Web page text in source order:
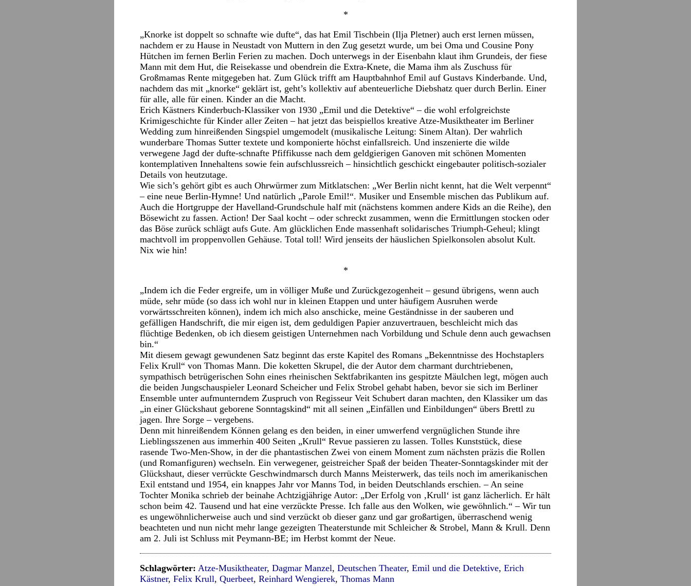
*
„Knorke ist doppelt so schnafte wie dufte“, das hat Emil Tischbein (Ilja Pletner) auch erst lernen müssen,
nachdem er zu Hause in Neustadt von Muttern in den Zug gesetzt wurde, um bei Oma und Cousine Pony
Hütchen im fernen Berlin Ferien zu machen. Doch unterwegs in der Eisenbahn klaut ihm Grundeis, der fiese
Mann mit dem Hut, die Reisekasse und obendrein die Extra-Knete, die Mama ihm als Zuschuss für
Großmamas Rente mitgegeben hat. Zum Glück trifft am Hauptbahnhof Emil auf Gustavs Kinderbande. Und,
nachdem das mit „knorke“ geklärt ist, geht’s kollektiv auf abenteuerliche Diebshatz quer durch Berlin. Einer
für alle, alle für einen. Kinder an die Macht.
Erich Kästners Kinderbuch-Klassiker von 1930 „Emil und die Detektive“ – die wohl erfolgreichste
Krimigeschichte für Kinder aller Zeiten – hat jetzt das beispiellos kreative Atze-Musiktheater im Berliner
Wedding zum hinreißenden Singspiel umgemodelt (musikalische Leitung: Sinem Altan). Der wahrlich
wunderbare Thomas Sutter textete und komponierte höchst einfallsreich. Und inszenierte die wilde
verwegene Jagd der dufte-schnafte Pfiffikusse nach dem geldgierigen Ganoven mit schönen Momenten
kontemplativen Innehaltens sowie fein aufschlussreich – hinsichtlich geschickt eingebauter politisch-sozialer
Details von heutzutage.
Wie sich’s gehört gibt es auch Ohrwürmer zum Mitklatschen: „Wer Berlin nicht kennt, hat die Welt verpennt“
– eine neue Berlin-Hymne! Und natürlich „Parole Emil!“. Musiker und Ensemble mischen das Publikum auf.
Auch die Hortgruppe der Havelland-Grundschule half mit (nächstens kommen andere Kids an die Reihe), den
Bösewicht zu fassen. Action! Der Saal kocht – oder schreckt zusammen, wenn die Ermittlungen stocken oder
das Böse zurück schlägt aufs Gute. Am glücklichen Ende massenhaft solidarisches Triumph-Geheul; klingt
machtvoll im proppenvollen Gehäuse. Total toll! Wird jenseits der häuslichen Spielkonsolen absolut Kult.
Nix wie hin!
*
„Indem ich die Feder ergreife, um in völliger Muße und Zurückgezogenheit – gesund übrigens, wenn auch
müde, sehr müde (so dass ich wohl nur in kleinen Etappen und unter häufigem Ausruhen werde
vorwärtsschreiten können), indem ich mich also anschicke, meine Geständnisse in der sauberen und
gefälligen Handschrift, die mir eigen ist, dem geduldigen Papier anzuvertrauen, beschleicht mich das
flüchtige Bedenken, ob ich diesem geistigen Unternehmen nach Vorbildung und Schule denn auch gewachsen
bin.“
Mit diesem gewagt gewundenen Satz beginnt das erste Kapitel des Romans „Bekenntnisse des Hochstaplers
Felix Krull“ von Thomas Mann. Die koketten Skrupel, die der Autor dem charmant durchtriebenen,
sympathisch betrügerischen Sohn eines rheinischen Sektfabrikanten ins gespitzte Mäulchen legt, mögen auch
die beiden Jungschauspieler Leonard Scheicher und Felix Strobel gehabt haben, bevor sie sich im Berliner
Ensemble unter aufmunterndem Zuspruch von Regisseur Veit Schubert daran machten, den Klassiker um das
„in einer Glückshaut geborene Sonntagskind“ mit all seinen „Einfällen und Einbildungen“ übers Brettl zu
jagen. Ihre Sorge – vergebens.
Denn mit hinreißendem Können gelang es den beiden, in einer umwerfend vergnüglichen Stunde ihre
Lieblingsszenen aus immerhin 400 Seiten „Krull“ Revue passieren zu lassen. Tolles Kunststück, diese
rasende Two-Men-Show, in der die phantastischen Zwei von einem Moment zum nächsten präzis die Rollen
(und Romanfiguren) wechseln. Ein verwegener, geistreicher Spaß der beiden Theater-Sonntagskinder mit der
Glückshaut, dieser verrückte Geschwindmarsch durch Manns Meisterwerk, das teils noch im amerikanischen
Exil entstand und 1954, ein knappes Jahr vor Manns Tod, in beiden Deutschlands erschien. – An seine
Tochter Monika schrieb der beinahe Achtzigjährige Autor: „Der Erfolg von ‚Krull‘ ist ganz lächerlich. Er hält
schon beim 42. Tausend und hat eine verzückte Presse. Ich falle aus den Wolken, wie gewöhnlich.“ – Wir tun
es ungewöhnlicherweise auch und sind verzückt ob dieser ganz und gar großartigen, überraschend wenig
beachteten und nun nicht mehr lange gezeigten Theaterstunde mit Schleicher & Strobel, Mann & Krull. Denn
am 2. Juli ist Schluss mit Peymann-BE; im Herbst kommt der Neue.
Schlagwörter: Atze-Musiktheater, Dagmar Manzel, Deutschen Theater, Emil und die Detektive, Erich
Kästner, Felix Krull, Querbeet, Reinhard Wengierek, Thomas Mann